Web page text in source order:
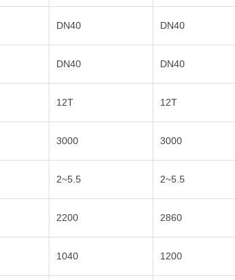
DN40 DN40
DN40 DN40
12T 12T
3000 3000
2~5.5 2~5.5
2200 2860
1040 1200